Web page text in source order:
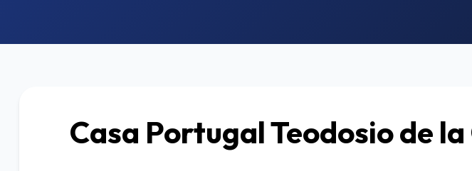
Casa Portugal Teodosio de